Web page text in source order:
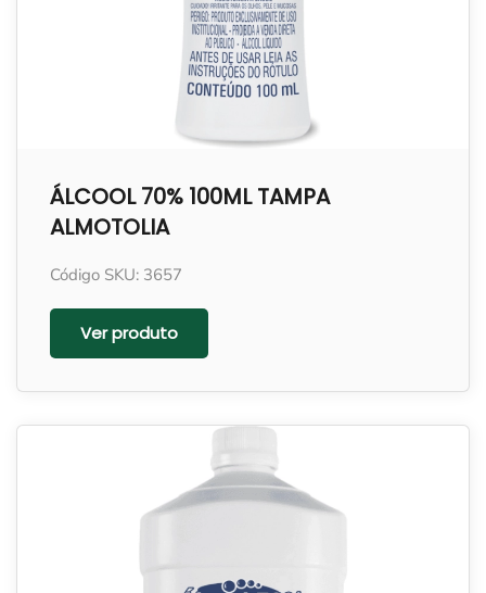
ÁLCOOL 70% 100ML TAMPA
ALMOTOLIA
Código SKU: 3657
Ver produto